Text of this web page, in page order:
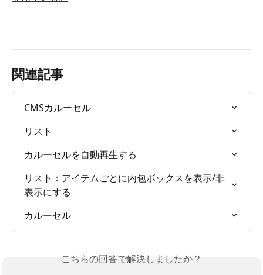
関連記事
CMSカルーセル
リスト
カルーセルを自動再生する
リスト：アイテムごとに内包ボックスを表示/非
表示にする
カルーセル
こちらの回答で解決しましたか？